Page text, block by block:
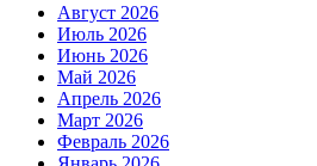
Август 2026
Июль 2026
Июнь 2026
Май 2026
Апрель 2026
Март 2026
Февраль 2026